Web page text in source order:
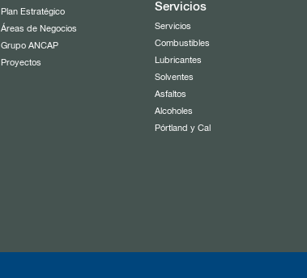
Plan Estratégico
Áreas de Negocios
Grupo ANCAP
Proyectos
Servicios
Servicios
Combustibles
Lubricantes
Solventes
Asfaltos
Alcoholes
Pórtland y Cal